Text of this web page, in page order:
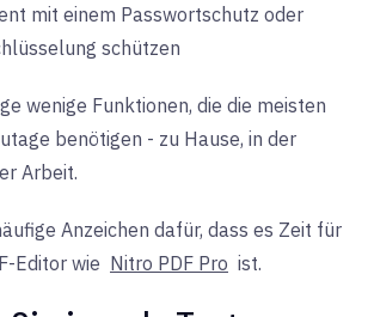
mit einem Passwortschutz oder
schützen
wenige Funktionen, die die meisten
benötigen - zu Hause, in der
Arbeit.
Anzeichen dafür, dass es Zeit für
Editor wie Nitro PDF Pro ist.